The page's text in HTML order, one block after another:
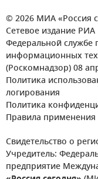
© 2026 МИА «Россия
Сетевое издание
Федеральной службе
информационных
(Роскомнадзор) 08
Политика
логирования
Политика
Правила
Свидетельство о
Учредитель:
предприятие